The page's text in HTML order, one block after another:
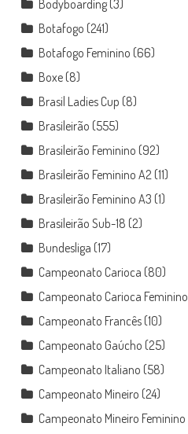
Bodyboarding(3)
Botafogo (241)
Botafogo Feminino (66)
Boxe(8)
Brasil Ladies Cup (8)
Brasileirão (555)
Brasileirão Feminino (92)
Brasileirão Feminino A2(11)
Brasileirão Feminino A3 (1)
Brasileirão Sub-18 (2)
Bundesliga (17)
Campeonato Carioca (80)
Campeonato Carioca Feminino
Campeonato Francês(10)
Campeonato Gaúcho (25)
Campeonato Italiano (58)
Campeonato Mineiro (24)
Campeonato Mineiro Feminino